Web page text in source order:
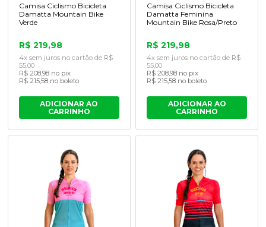
Camisa Ciclismo Bicicleta
Damatta Mountain Bike
Verde
R$ 219,98
4x sem juros no cartão de R$
55,00
R$ 208,98 no pix
R$ 215,58 no boleto
ADICIONAR AO
CARRINHO
Camisa Ciclismo Bicicleta
Damatta Feminina
Mountain Bike Rosa/Preto
R$ 219,98
4x sem juros no cartão de R$
55,00
R$ 208,98 no pix
R$ 215,58 no boleto
ADICIONAR AO
CARRINHO